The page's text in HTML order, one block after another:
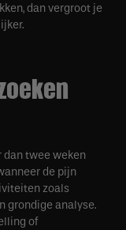
dan vergroot je
dan twee weken
de pijn
zoals
grondige analyse.
of